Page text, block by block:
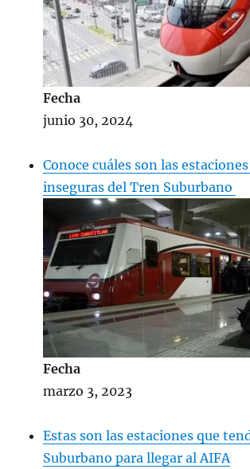
Fecha
junio 30, 2024
Conoce cuáles son las
inseguras del Tren Suburbano
Fecha
marzo 3, 2023
Estas son las estaciones que
Suburbano para llegar al AIFA